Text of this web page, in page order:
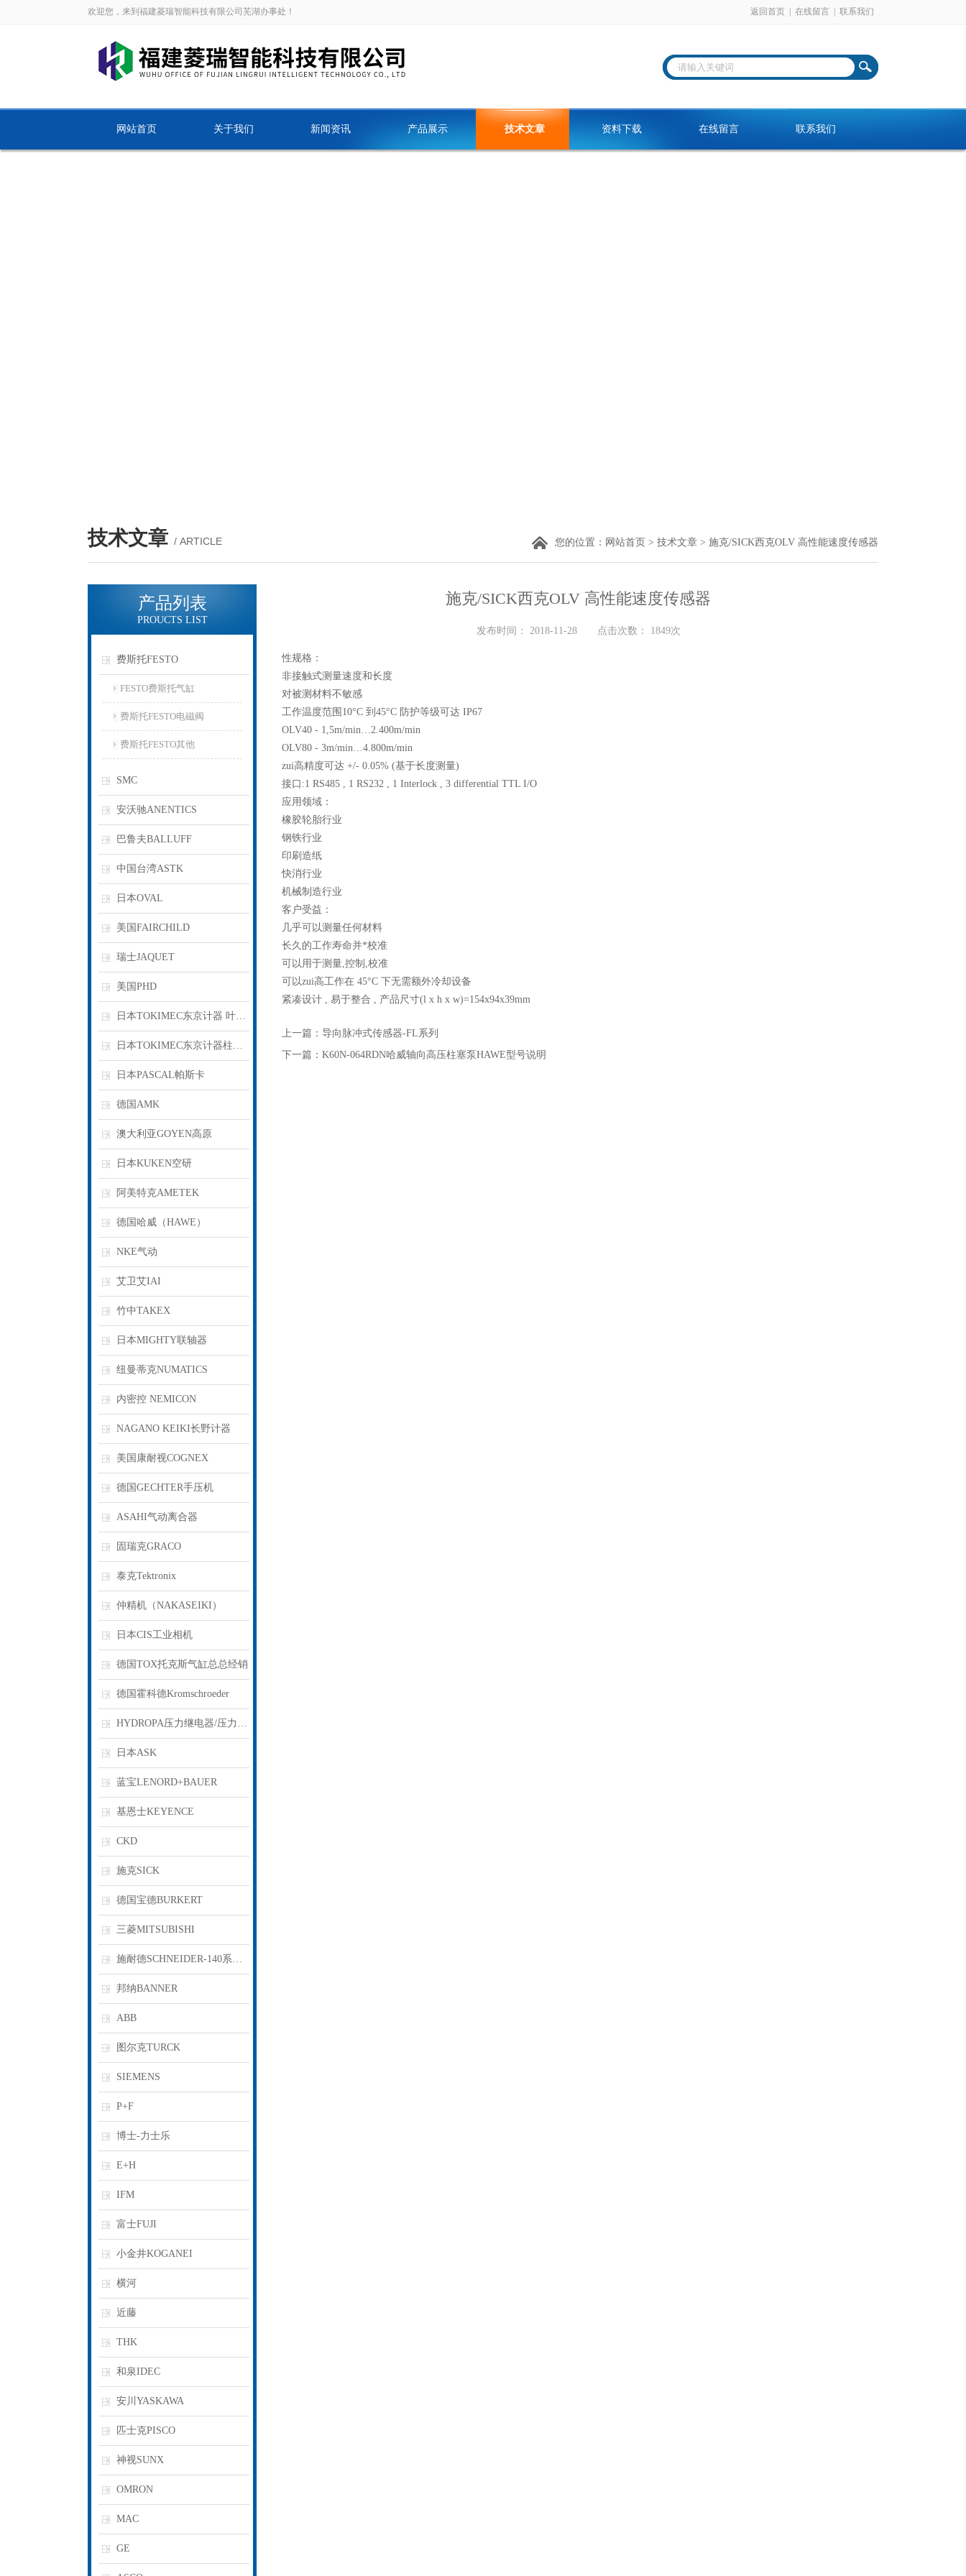
欢迎您，来到福建菱瑞智能科技有限公司芜湖办事处！ 返回首页 在线留言 联系我们
网站首页 关于我们 新闻资讯 产品展示 技术文章 资料下载 在线留言 联系我们
技术文章 / ARTICLE 您的位置： 网站首页 > 技术文章 > 施克/SICK西克OLV 高性能速度传感器
产品列表
PROUCTS LIST
费斯托FESTO
FESTO费斯托气缸
费斯托FESTO电磁阀
费斯托FESTO其他
SMC
安沃驰ANENTICS
巴鲁夫BALLUFF
中国台湾ASTK
日本OVAL
美国FAIRCHILD
瑞士JAQUET
美国PHD
日本TOKIMEC东京计器 叶片泵
日本TOKIMEC东京计器柱塞泵
日本PASCAL帕斯卡
德国AMK
澳大利亚GOYEN高原
日本KUKEN空研
阿美特克AMETEK
德国哈威（HAWE）
NKE气动
艾卫艾IAI
竹中TAKEX
日本MIGHTY联轴器
纽曼蒂克NUMATICS
内密控 NEMICON
NAGANO KEIKI长野计器
美国康耐视COGNEX
德国GECHTER手压机
ASAHI气动离合器
固瑞克GRACO
泰克Tektronix
仲精机（NAKASEIKI）
日本CIS工业相机
德国TOX托克斯气缸总总经销
德国霍科德Kromschroeder
HYDROPA压力继电器/压力开关
日本ASK
蓝宝LENORD+BAUER
基恩士KEYENCE
CKD
施克SICK
德国宝德BURKERT
三菱MITSUBISHI
施耐德SCHNEIDER-140系列PLC
邦纳BANNER
ABB
图尔克TURCK
SIEMENS
P+F
博士-力士乐
E+H
IFM
富士FUJI
小金井KOGANEI
横河
近藤
THK
和泉IDEC
安川YASKAWA
匹士克PISCO
神视SUNX
OMRON
MAC
GE
施克/SICK西克OLV 高性能速度传感器
发布时间： 2018-11-28 点击次数： 1849次
性规格：
非接触式测量速度和长度
对被测材料不敏感
工作温度范围10°C 到45°C 防护等级可达 IP67
OLV40 - 1,5m/min…2.400m/min
OLV80 - 3m/min…4.800m/min
zui高精度可达 +/- 0.05% (基于长度测量)
接口:1 RS485 , 1 RS232 , 1 Interlock , 3 differential TTL I/O
应用领域：
橡胶轮胎行业
钢铁行业
印刷造纸
快消行业
机械制造行业
客户受益：
几乎可以测量任何材料
长久的工作寿命并*校准
可以用于测量,控制,校准
可以zui高工作在 45°C 下无需额外冷却设备
紧凑设计 , 易于整合 , 产品尺寸(l x h x w)=154x94x39mm
上一篇： 导向脉冲式传感器-FL系列
下一篇： K60N-064RDN哈威轴向高压柱塞泵HAWE型号说明